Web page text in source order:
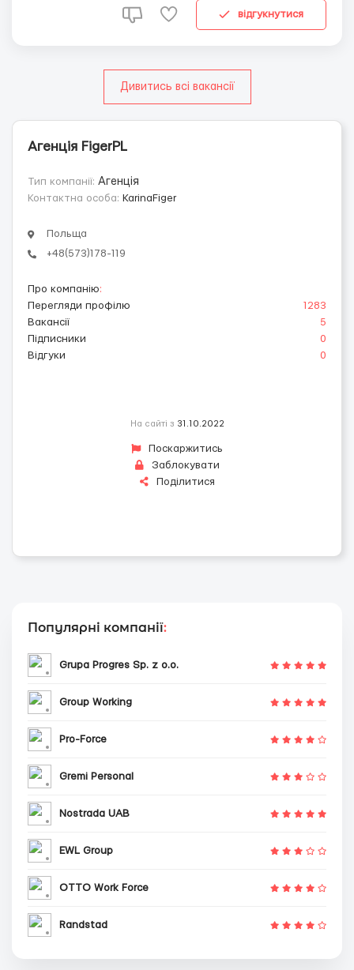
обслуживания машин ЧПУ( Sinumetric, F...відгукнутися
Дивитись всі вакансії
Агенція FigerPL
Тип компанії: Агенція
Контактна особа: KarinaFiger
Польща
+48(573)178-119
Про компанію:
Перегляди профілю
1283
Вакансії
5
Підписники
0
Відгуки
0
На сайті з 31.10.2022
Поскаржитись
Заблокувати
Поділитися
Популярні компанії:
Grupa Progres Sp. z o.o.
Group Working
Pro-Force
Gremi Personal
Nostrada UAB
EWL Group
OTTO Work Force
Randstad